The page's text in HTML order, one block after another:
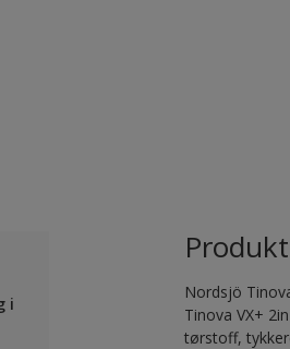
i
Nordsjö
Tinova VX+
tørstoff,